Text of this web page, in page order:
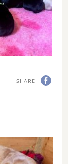
SHARE